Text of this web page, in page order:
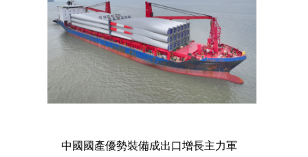
中國國產優勢裝備成出口增長主力軍